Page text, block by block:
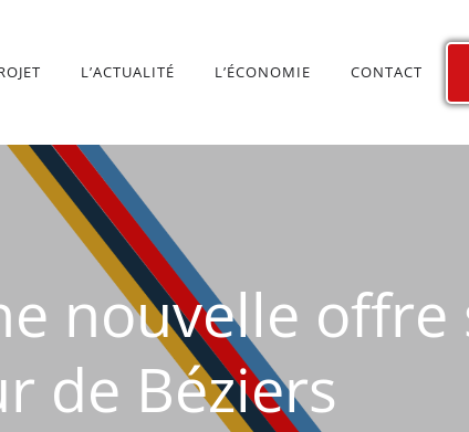
L’ACTUALITÉ L’ÉCONOMIE CONTACT
nouvelle offre
de Béziers